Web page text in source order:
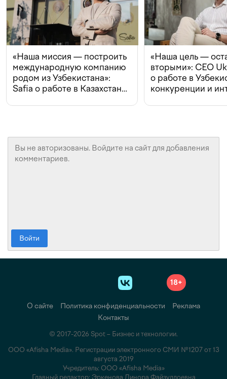
«Наша миссия — построить
международную компанию
родом из Узбекистана»:
Safia о работе в Казахстане,
«Наша цель —
вторыми»: CEO
о работе в
конкуренции и
Войти
18+
О сайте Политика конфиденциальности
Реклама
Контакты
© 2017-2026 Spot – Бизнес и технологии.
ООО «Afisha Media». Регистрации электронного СМИ №1207 от 13
августа 2019
Учредитель: ООО «Afisha Media»
Главный редактор: Эркенова Динора Файзуллоевна